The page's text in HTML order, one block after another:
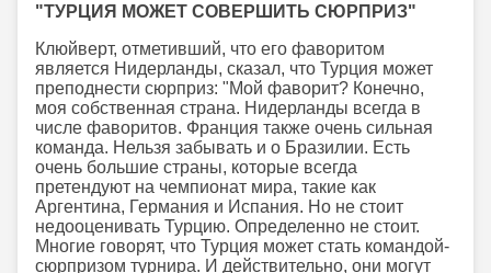
"ТУРЦИЯ МОЖЕТ СОВЕРШИТЬ СЮРПРИЗ"
Клюйверт, отметивший, что его фаворитом
является Нидерланды, сказал, что Турция может
преподнести сюрприз: "Мой фаворит? Конечно,
моя собственная страна. Нидерланды всегда в
числе фаворитов. Франция также очень сильная
команда. Нельзя забывать и о Бразилии. Есть
очень большие страны, которые всегда
претендуют на чемпионат мира, такие как
Аргентина, Германия и Испания. Но не стоит
недооценивать Турцию. Определенно не стоит.
Многие говорят, что Турция может стать командой-
сюрпризом турнира. И действительно, они могут